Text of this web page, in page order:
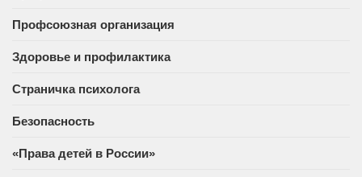
Профсоюзная организация
Здоровье и профилактика
Страничка психолога
Безопасность
«Права детей в России»